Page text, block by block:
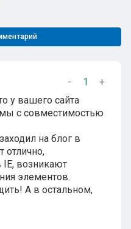
- 1
+
у вашего сайта
с совместимостью
на блог в
отлично,
IE, возникают
элементов.
А в остальном,